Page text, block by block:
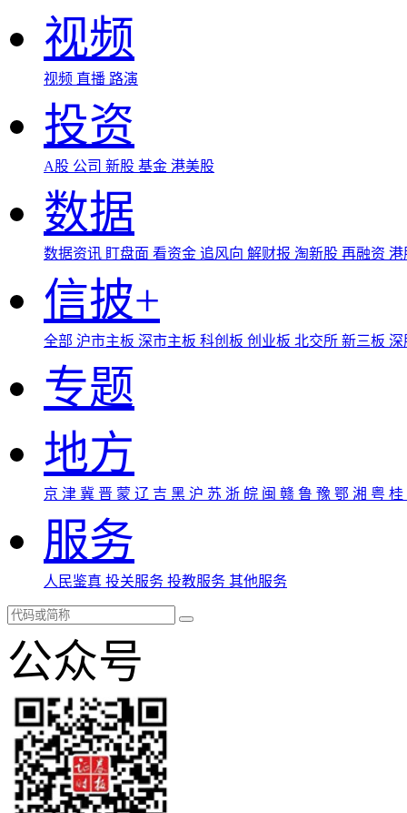
视频
视频 直播 路演
投资
A股 公司 新股 基金 港美股
数据
数据资讯 盯盘面 看资金 追风向 解财报 淘新股 再融资
信披+
全部 沪市主板 深市主板 科创板 创业板 北交所 新三板
专题
地方
京 津 冀 晋 蒙 辽 吉 黑 沪 苏 浙 皖 闽 赣 鲁 豫 鄂 湘 粤 桂
服务
人民鉴真 投关服务 投教服务 其他服务
公众号